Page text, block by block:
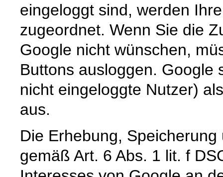
eingeloggt sind, werden
zugeordnet. Wenn Sie die
Google nicht wünschen,
Buttons ausloggen. Google
nicht eingeloggte Nutzer)
aus.
Die Erhebung,
gemäß Art. 6 Abs. 1 lit. f